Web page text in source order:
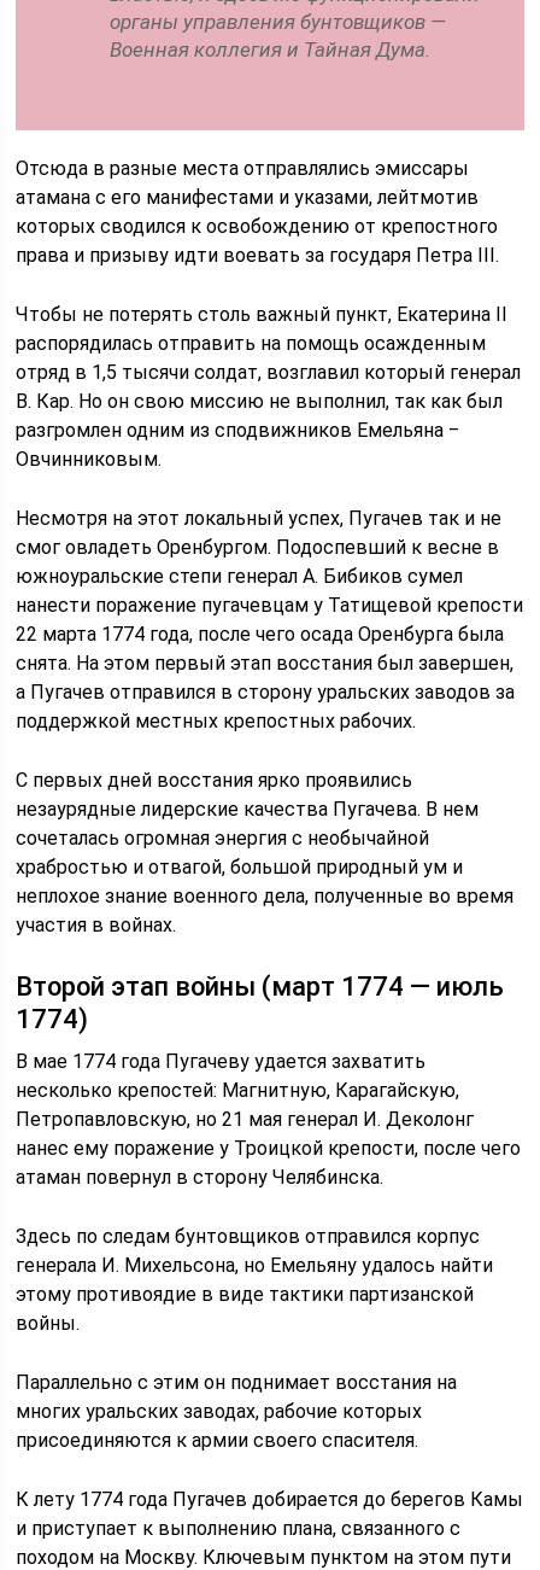
органы управления бунтовщиков —
Военная коллегия и Тайная Дума.
Отсюда в разные места отправлялись эмиссары
атамана с его манифестами и указами, лейтмотив
которых сводился к освобождению от крепостного
права и призыву идти воевать за государя Петра III.
Чтобы не потерять столь важный пункт, Екатерина II
распорядилась отправить на помощь осажденным
отряд в 1,5 тысячи солдат, возглавил который генерал
В. Кар. Но он свою миссию не выполнил, так как был
разгромлен одним из сподвижников Емельяна ‒
Овчинниковым.
Несмотря на этот локальный успех, Пугачев так и не
смог овладеть Оренбургом. Подоспевший к весне в
южноуральские степи генерал А. Бибиков сумел
нанести поражение пугачевцам у Татищевой крепости
22 марта 1774 года, после чего осада Оренбурга была
снята. На этом первый этап восстания был завершен,
а Пугачев отправился в сторону уральских заводов за
поддержкой местных крепостных рабочих.
С первых дней восстания ярко проявились
незаурядные лидерские качества Пугачева. В нем
сочеталась огромная энергия с необычайной
храбростью и отвагой, большой природный ум и
неплохое знание военного дела, полученные во время
участия в войнах.
Второй этап войны (март 1774 — июль
1774)
В мае 1774 года Пугачеву удается захватить
несколько крепостей: Магнитную, Карагайскую,
Петропавловскую, но 21 мая генерал И. Деколонг
нанес ему поражение у Троицкой крепости, после чего
атаман повернул в сторону Челябинска.
Здесь по следам бунтовщиков отправился корпус
генерала И. Михельсона, но Емельяну удалось найти
этому противоядие в виде тактики партизанской
войны.
Параллельно с этим он поднимает восстания на
многих уральских заводах, рабочие которых
присоединяются к армии своего спасителя.
К лету 1774 года Пугачев добирается до берегов Камы
и приступает к выполнению плана, связанного с
походом на Москву. Ключевым пунктом на этом пути